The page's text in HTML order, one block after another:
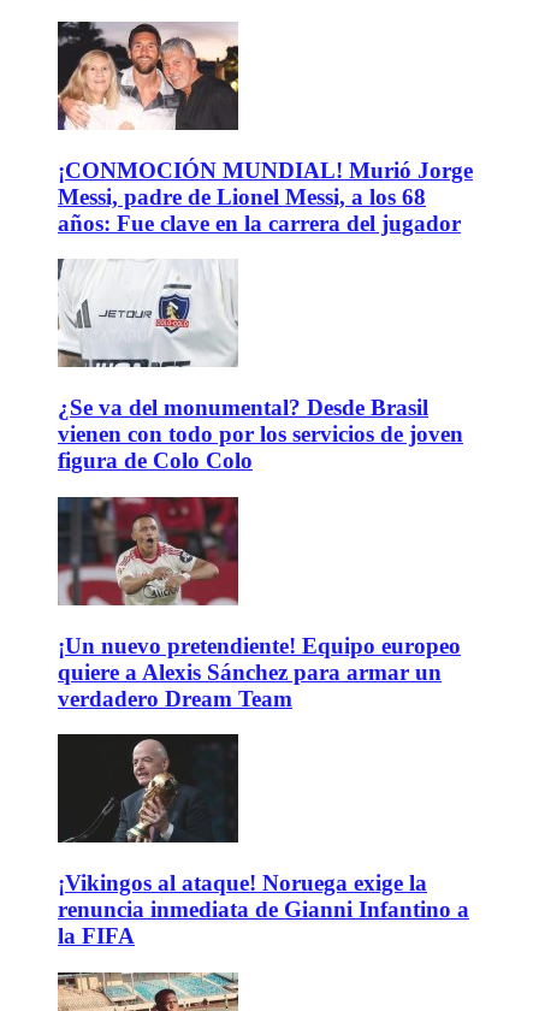
¡CONMOCIÓN MUNDIAL! Murió Jorge
Messi, padre de Lionel Messi, a los 68
años: Fue clave en la carrera del jugador
¿Se va del monumental? Desde Brasil
vienen con todo por los servicios de joven
figura de Colo Colo
¡Un nuevo pretendiente! Equipo europeo
quiere a Alexis Sánchez para armar un
verdadero Dream Team
¡Vikingos al ataque! Noruega exige la
renuncia inmediata de Gianni Infantino a
la FIFA